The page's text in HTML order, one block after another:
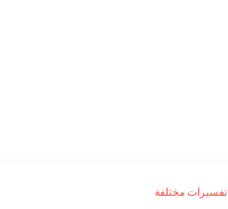
تفسيرات مختلفة